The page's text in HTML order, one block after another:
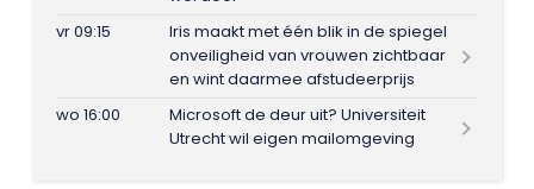
vr 09:15
Iris maakt met één blik in de spiegel
onveiligheid van vrouwen zichtbaar
en wint daarmee afstudeerprijs
wo 16:00
Microsoft de deur uit? Universiteit
Utrecht wil eigen mailomgeving